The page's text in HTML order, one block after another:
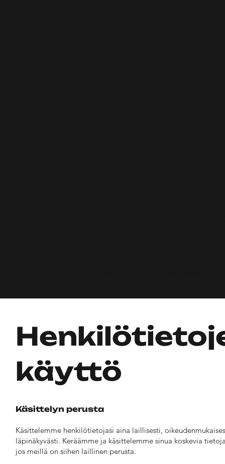
käyttö
Käsittelyn perusta
Käsittelemme henkilötietojasi aina laillisesti,
läpinäkyvästi. Keräämme ja käsittelemme sinua koskevia
jos meillä on siihen laillinen perusta.